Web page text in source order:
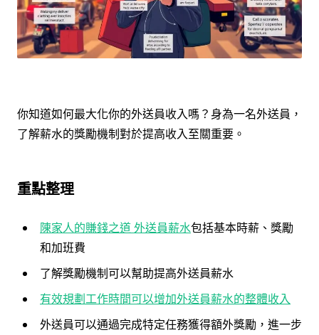
你知道如何最大化你的外送員收入嗎？身為一名外送員，
了解薪水的獎勵機制對於提高收入至關重要。
重點整理
陳家人的賺錢之道外送員薪水包括基本時薪、獎勵
和加班費
了解獎勵機制可以幫助提高外送員薪水
有效規劃工作時間可以增加外送員薪水的整體收入
外送員可以通過完成特定任務獲得額外獎勵，進一步